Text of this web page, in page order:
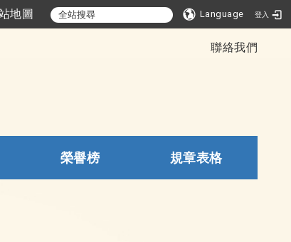
地圖 Language 登入
聯絡我們
榮譽榜 規章表格